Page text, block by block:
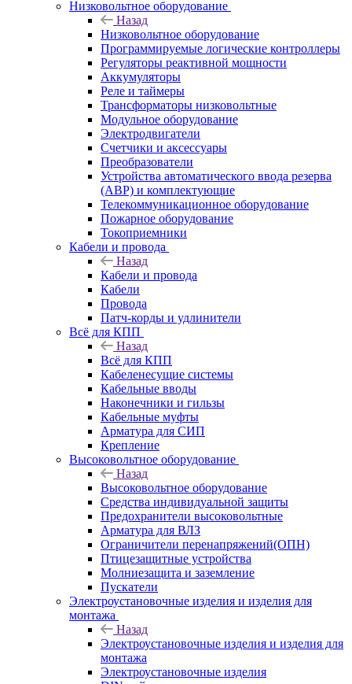
Низковольтное оборудование
Назад
Низковольтное оборудование
Программируемые логические контроллеры
Регуляторы реактивной мощности
Аккумуляторы
Реле и таймеры
Трансформаторы низковольтные
Модульное оборудование
Электродвигатели
Счетчики и аксессуары
Преобразователи
Устройства автоматического ввода резерва
(АВР) и комплектующие
Телекоммуникационное оборудование
Пожарное оборудование
Токоприемники
Кабели и провода
Назад
Кабели и провода
Кабели
Провода
Патч-корды и удлинители
Всё для КПП
Назад
Всё для КПП
Кабеленесущие системы
Кабельные вводы
Наконечники и гильзы
Кабельные муфты
Арматура для СИП
Крепление
Высоковольтное оборудование
Назад
Высоковольтное оборудование
Средства индивидуальной защиты
Предохранители высоковольтные
Арматура для ВЛЗ
Ограничители перенапряжений(ОПН)
Птицезащитные устройства
Молниезащита и заземление
Пускатели
Электроустановочные изделия и изделия для
монтажа
Назад
Электроустановочные изделия и изделия для
монтажа
Электроустановочные изделия